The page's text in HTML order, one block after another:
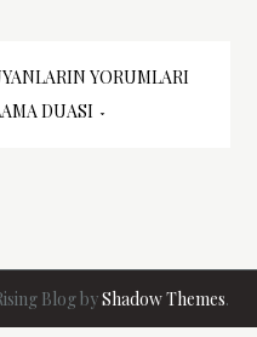
YORUMLARI
DUASI
Blog byShadow Themes.